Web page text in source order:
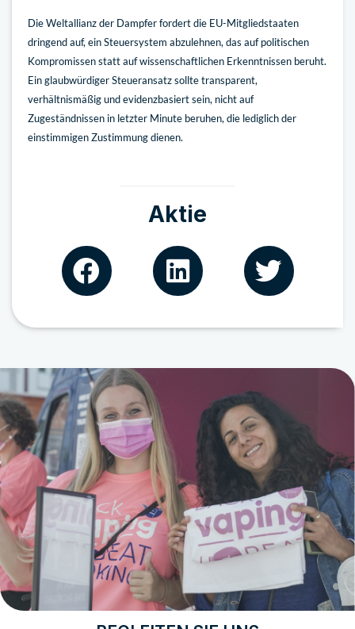
Die Weltallianz der Dampfer fordert die EU-Mitgliedstaaten
dringend auf, ein Steuersystem abzulehnen, das auf politischen
Kompromissen statt auf wissenschaftlichen Erkenntnissen beruht.
Ein glaubwürdiger Steueransatz sollte transparent,
verhältnismäßig und evidenzbasiert sein, nicht auf
Zugeständnissen in letzter Minute beruhen, die lediglich der
einstimmigen Zustimmung dienen.
Aktie